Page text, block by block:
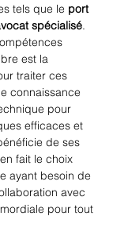
tels que le port
spécialisé.
est la
traiter ces
connaissance
pour
efficaces et
de ses
fait le choix
ayant besoin de
avec
pour tout